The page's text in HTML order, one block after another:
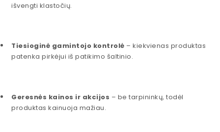
išvengti klastočių.
Tiesioginė gamintojo kontrolė – kiekvienas produktas
patenka pirkėjui iš patikimo šaltinio.
Geresnės kainos ir akcijos – be tarpininkų, todėl
produktas kainuoja mažiau.